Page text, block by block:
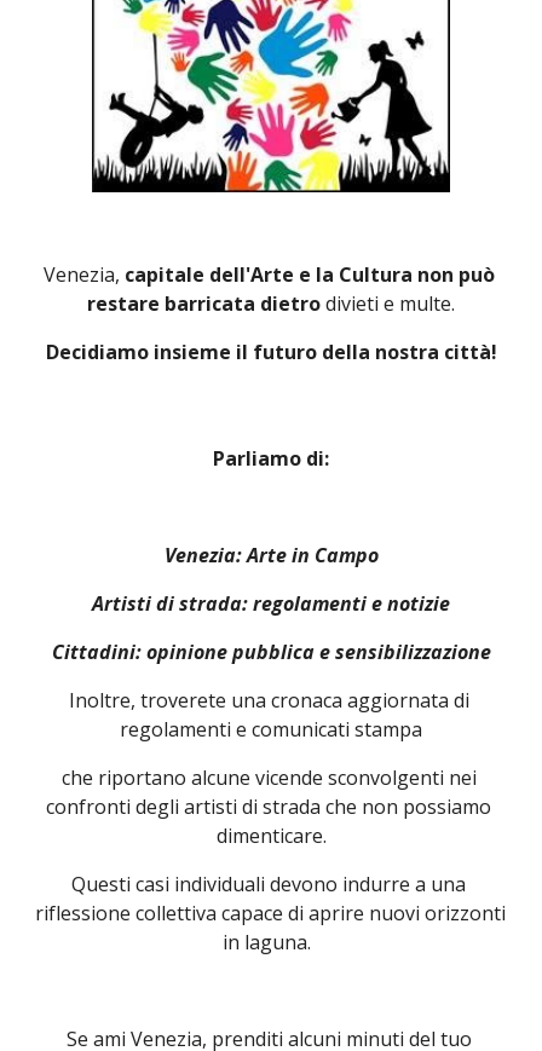
Venezia, capitale dell'Arte e la Cultura non può
restare barricata dietro divieti e multe.
Decidiamo insieme il futuro della nostra città!
Parliamo di:
Venezia: Arte in Campo
Artisti di strada: regolamenti e notizie
Cittadini: opinione pubblica e sensibilizzazione
Inoltre, troverete una cronaca aggiornata di
regolamenti e comunicati stampa
che riportano alcune vicende sconvolgenti nei
confronti degli artisti di strada che non possiamo
dimenticare.
Questi casi individuali devono indurre a una
riflessione collettiva capace di aprire nuovi orizzonti
in laguna.
Se ami Venezia, prenditi alcuni minuti del tuo